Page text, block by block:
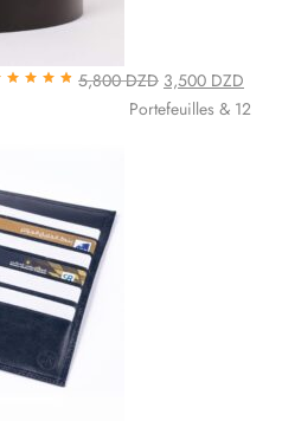
5,800DZD 3,500 DZD
Portefeuilles & 12